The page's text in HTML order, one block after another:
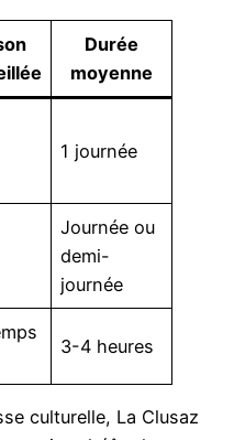
Durée
moyenne
1 journée
Journée ou
demi-
journée
3-4 heures
culturelle, La Clusaz